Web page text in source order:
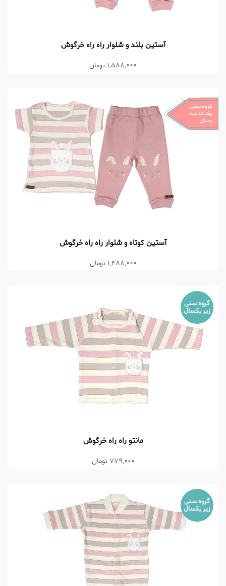
آستین بلند و شلوار راه راه خرگوش
1,588,000 تومان
آستین کوتاه و شلوار راه راه خرگوش
1,488,000 تومان
گروه سنی
زیر یکسال
مانتو راه راه خرگوش
779,000 تومان
گروه سنی
زیر یکسال